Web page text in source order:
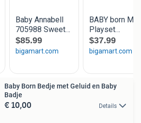
Baby Born Bedje met Geluid en Baby
Badje
€ 10,00 Details